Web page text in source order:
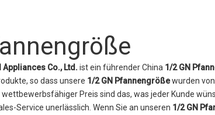
Co., Ltd. ist ein führender China 1/2 GN
so dass unsere 1/2 GN Pfannengrößewurden
Preis sind das, was jeder Kunde
Service unerlässlich. Wenn Sie an unseren 1/2 GN